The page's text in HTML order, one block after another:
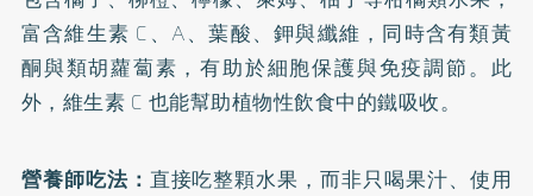
富含維生素 C、A、葉酸、鉀與纖維，同時含有類黃
酮與類胡蘿蔔素，有助於細胞保護與免疫調節。此
外，維生素 C 也能幫助植物性飲食中的鐵吸收。
營養師吃法： 直接吃整顆水果，而非只喝果汁、使用